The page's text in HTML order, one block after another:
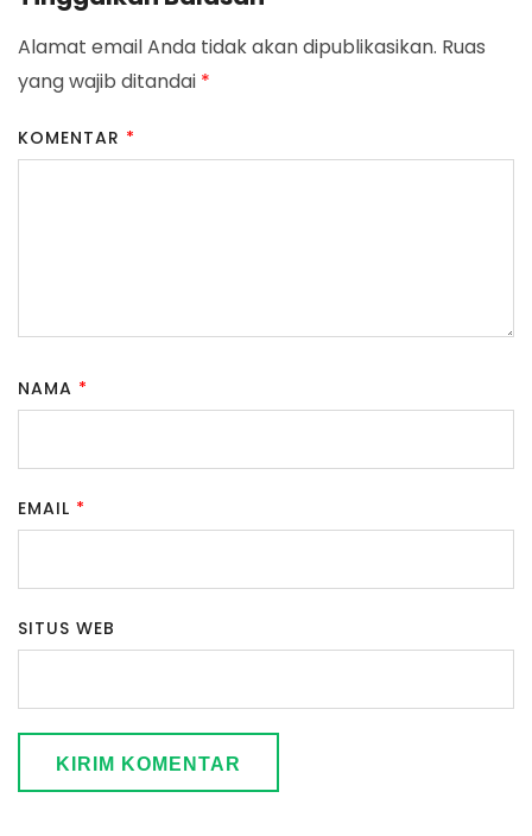
Alamat email Anda tidak akan dipublikasikan. Ruas
yang wajib ditandai *
KOMENTAR *
NAMA *
EMAIL *
SITUS WEB